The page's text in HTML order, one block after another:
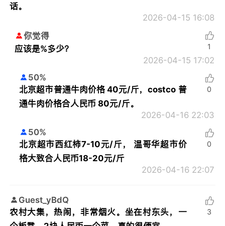
话。
2026-04-15 16:08
你觉得
应该是%多少？
2026-04-15 17:02
1
50%
北京超市普通牛肉价格 40元/斤，costco 普
通牛肉价格合人民币 80元/斤。
2026-04-16 22:03
0
50%
北京超市西红柿7-10元/斤， 温哥华超市价
格大致合人民币18-20元/斤
2026-04-16 22:07
0
Guest_yBdQ
农村大集，热闹，非常烟火。坐在村东头，一
3